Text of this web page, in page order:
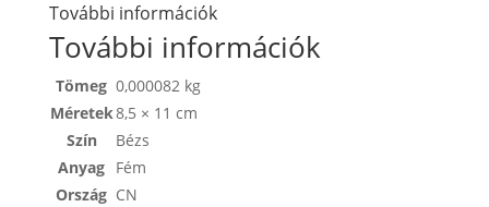
További információk
További információk
Tömeg 0,000082 kg
Méretek8,5 × 11 cm
Szín
Bézs
Anyag Fém
Ország CN